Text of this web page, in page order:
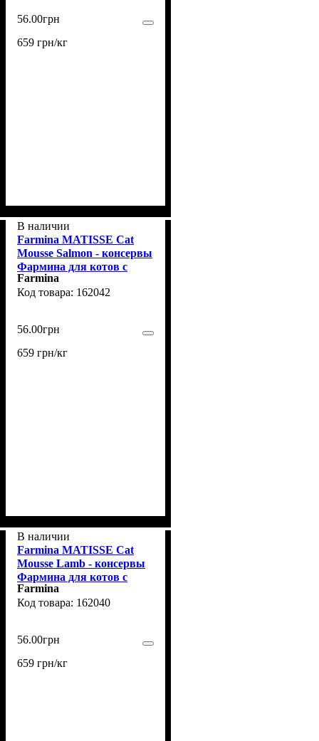
56.00грн
659 грн/кг
В наличии
Farmina MATISSE Сat
Mousse Salmon - консервы
Фармина для котов с
лососем 85 г
Farmina
162042
56.00грн
659 грн/кг
В наличии
Farmina MATISSE Сat
Mousse Lamb - консервы
Фармина для котов с
ягненком 85 г
Farmina
162040
56.00грн
659 грн/кг